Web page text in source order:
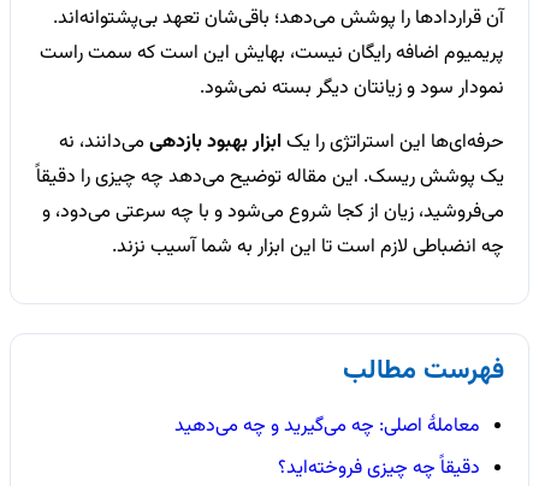
آن قراردادها را پوشش می‌دهد؛ باقی‌شان تعهد بی‌پشتوانه‌اند.
پریمیوم اضافه رایگان نیست، بهایش این است که سمت راست
نمودار سود و زیانتان دیگر بسته نمی‌شود.
حرفه‌ای‌ها این استراتژی را یک ابزار بهبود بازدهی می‌دانند، نه
یک پوشش ریسک. این مقاله توضیح می‌دهد چه چیزی را دقیقاً
می‌فروشید، زیان از کجا شروع می‌شود و با چه سرعتی می‌دود، و
چه انضباطی لازم است تا این ابزار به شما آسیب نزند.
فهرست مطالب
معاملهٔ اصلی: چه می‌گیرید و چه می‌دهید
دقیقاً چه چیزی فروخته‌اید؟